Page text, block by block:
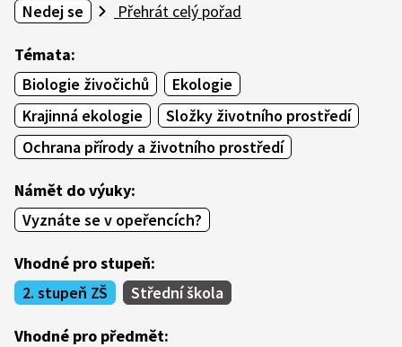
Nedej se
Přehrát celý pořad
Témata:
Biologie živočichů
Ekologie
Krajinná ekologie
Složky životního prostředí
Ochrana přírody a životního prostředí
Námět do výuky:
Vyznáte se v opeřencích?
Vhodné pro stupeň:
2. stupeň ZŠ
Střední škola
Vhodné pro předmět: